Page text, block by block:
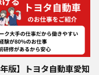
年版】トヨタ自動車愛知